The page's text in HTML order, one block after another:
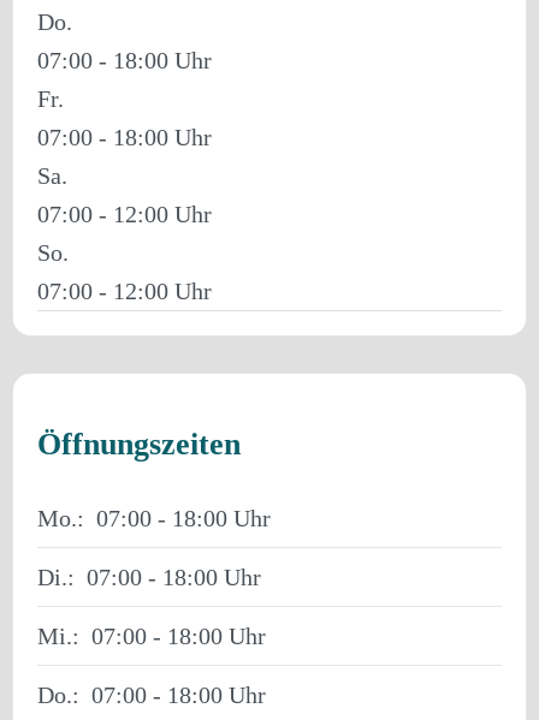
Do.
07:00 - 18:00
Fr.
07:00 - 18:00
Sa.
07:00 - 12:00
So.
07:00 - 12:00
Öffnungszeiten
Mo.: 07:00 - 18:00
Di.: 07:00 - 18:00
Mi.: 07:00 - 18:00
Do.: 07:00 - 18:00